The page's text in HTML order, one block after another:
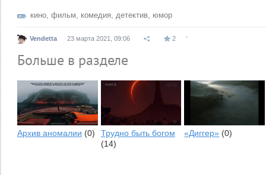
кино, фильм, комедия, детектив, юмор
Vendetta 23 марта 2021, 09:06 2
Больше в разделе
Архив аномалии (0)
Трудно быть богом
(14)
«Диггер» (0)